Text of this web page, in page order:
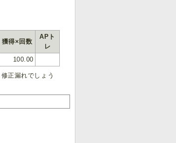
獲得×回数
APト
レ
100.00
正漏れでしょう